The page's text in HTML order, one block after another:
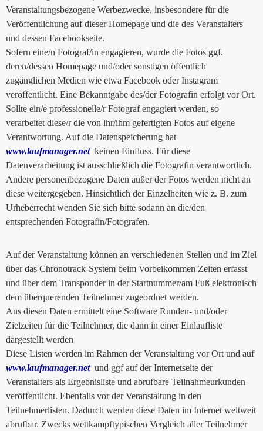
Veranstaltungsbezogene Werbezwecke, insbesondere für die
Veröffentlichung auf dieser Homepage und die des Veranstalters
und dessen Facebookseite.
Sofern eine/n Fotograf/in engagieren, wurde die Fotos ggf.
deren/dessen Homepage und/oder sonstigen öffentlich
zugänglichen Medien wie etwa Facebook oder Instagram
veröffentlicht. Eine Bekanntgabe des/der Fotografin erfolgt vor Ort.
Sollte ein/e professionelle/r Fotograf engagiert werden, so
verarbeitet diese/r die von ihr/ihm gefertigten Fotos auf eigene
Verantwortung. Auf die Datenspeicherung hat
www.laufmanager.netkeinen Einfluss. Für diese
Datenverarbeitung ist ausschließlich die Fotografin verantwortlich.
Andere personenbezogene Daten außer der Fotos werden nicht an
diese weitergegeben. Hinsichtlich der Einzelheiten wie z. B. zum
Urheberrecht wenden Sie sich bitte sodann an die/den
entsprechenden Fotografin/Fotografen.
Auf der Veranstaltung können an verschiedenen Stellen und im Ziel
über das Chronotrack-System beim Vorbeikommen Zeiten erfasst
und über dem Transponder in der Startnummer/am Fuß elektronisch
dem überquerenden Teilnehmer zugeordnet werden.
Aus diesen Daten ermittelt eine Software Runden- und/oder
Zielzeiten für die Teilnehmer, die dann in einer Einlaufliste
dargestellt werden
Diese Listen werden im Rahmen der Veranstaltung vor Ort und auf
www.laufmanager.netund ggf auf der Internetseite der
Veranstalters als Ergebnisliste und abrufbare Teilnahmeurkunden
veröffentlicht. Ebenfalls vor der Veranstaltung in den
Teilnehmerlisten. Dadurch werden diese Daten im Internet weltweit
abrufbar. Zwecks wettkampftypischen Vergleich aller Teilnehmer